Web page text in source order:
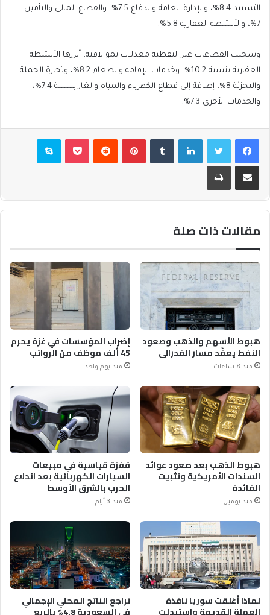
التشييد 8.4%، والإدارة العامة والدفاع 7.5%، والقطاع المالي والتأمين
7%، والأنشطة العقارية 5.8%.
وسجلت القطاعات غير النفطية معدلات نمو لافتة، أبرزها الأنشطة
العقارية بنسبة 10.2%، وخدمات الإقامة والطعام 8.2%، وتجارة الجملة
والتجزئة 8%، إضافة إلى قطاع الكهرباء والمياه والغاز بنسبة 7.4%،
والخدمات الأخرى 7.3%.
فيسبوكتويتر لينكدإن بينتيريست بوكيت سكايب
مشاركة عبر البريد طباعة
مقالات ذات صلة
هبوط الأسهم والذهب وصعود
النفط يعقّد مسار الفدرالي
منذ 8 ساعات
إضراب المؤسسات في غزة يحرم
45 ألف موظف من الرواتب
منذ يوم واحد
هبوط الذهب بعد صعود عوائد
السندات الأمريكية وتثبيت
الفائدة
منذ يومين
قفزة قياسية في مبيعات
السيارات الكهربائية بعد اندلاع
الحرب بالشرق الأوسط
منذ 3 أيام
لماذا أغلقت سوريا نافذة تراجع الناتج المحلي الإجمالي